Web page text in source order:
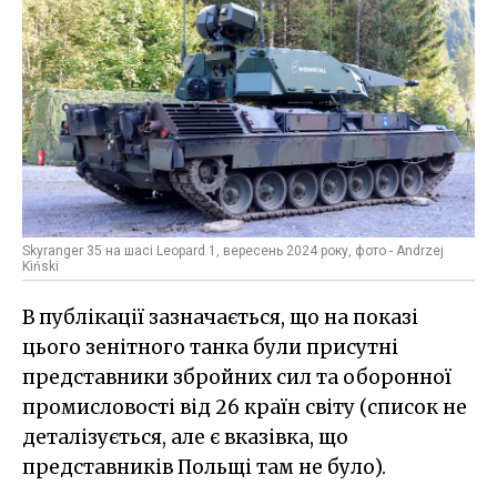
Skyranger 35 на шасі Leopard 1, вересень 2024 року, фото - Andrzej
Kiński
В публікації зазначається, що на показі
цього зенітного танка були присутні
представники збройних сил та оборонної
промисловості від 26 країн світу (список не
деталізується, але є вказівка, що
представників Польщі там не було).